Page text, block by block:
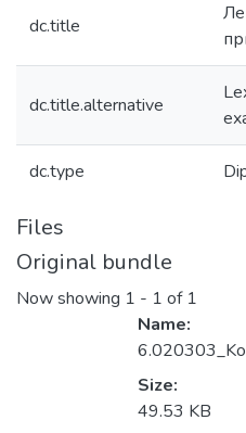
dc.title
dc.title.alternative
dc.type
Files
Original bundle
Now showing 1 - 1 of 1
Name:
Size:
49.53 KB